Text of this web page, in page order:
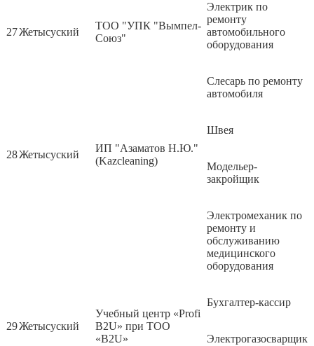
27Жетысуский
ТОО "УПК "Вымпел-
Союз"
Электрик по
ремонту
автомобильного
оборудования
Слесарь по ремонту
автомобиля
28Жетысуский
ИП "Азаматов Н.Ю."
(Kazcleaning)
Швея
Модельер-
закройщик
29Жетысуский
Учебный центр «Profi
B2U» при ТОО
«B2U»
Электромеханик по
ремонту и
обслуживанию
медицинского
оборудования
Бухгалтер-кассир
Электрогазосварщик